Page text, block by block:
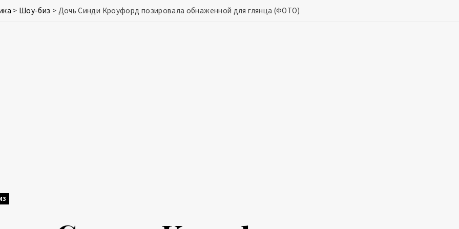
> Шоу-биз > Дочь Синди Кроуфорд позировала обнаженной для глянца (ФОТО)